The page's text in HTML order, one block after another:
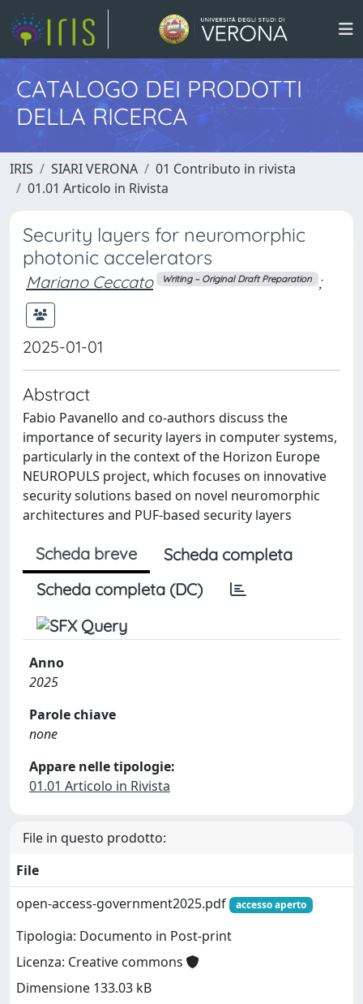
CATALOGO DEI PRODOTTI
DELLA RICERCA
IRIS SIARI VERONA
01 Contributo in rivista
01.01 Articolo in Rivista
Security layers for neuromorphic
photonic accelerators
Mariano Ceccato Writing – Original Draft Preparation ;
2025-01-01
Abstract
Fabio Pavanello and co-authors discuss the
importance of security layers in computer systems,
particularly in the context of the Horizon Europe
NEUROPULS project, which focuses on innovative
security solutions based on novel neuromorphic
architectures and PUF-based security layers
Scheda breve
Scheda completa
Scheda completa (DC)
Anno
2025
Parole chiave
none
Appare nelle tipologie:
01.01 Articolo in Rivista
File in questo prodotto:
File
open-access-government2025.pdf
accesso aperto
Tipologia: Documento in Post-print
Licenza: Creative commons
Dimensione 133.03 kB